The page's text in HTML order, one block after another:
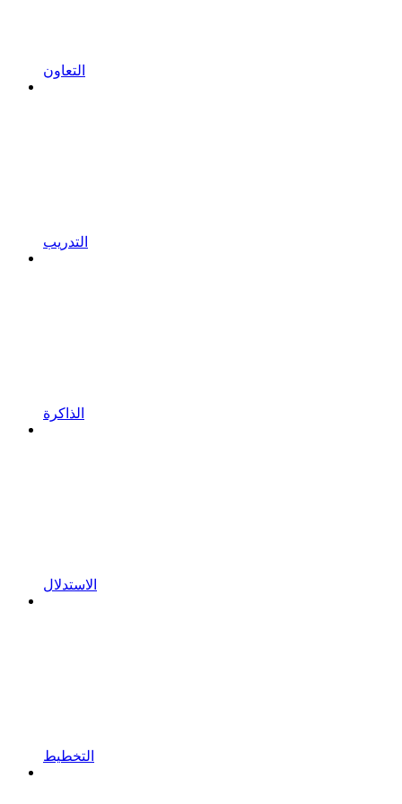
التعاون
التدريب
الذاكرة
الاستدلال
التخطيط